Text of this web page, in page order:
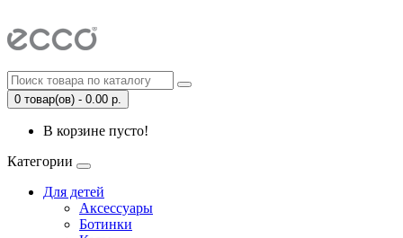
0 товар(ов) - 0.00 р.
В корзине пусто!
Категории
Для детей
Аксессуары
Ботинки